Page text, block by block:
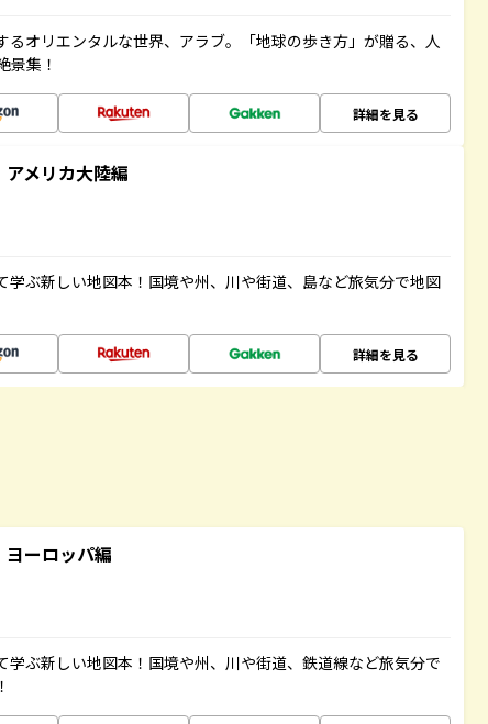
るオリエンタルな世界、アラブ。「地球の歩き方」が贈る、人
景集！
詳細を見る
メリカ大陸編
学ぶ新しい地図本！国境や州、川や街道、島など旅気分で地図
詳細を見る
ーロッパ編
学ぶ新しい地図本！国境や州、川や街道、鉄道線など旅気分で